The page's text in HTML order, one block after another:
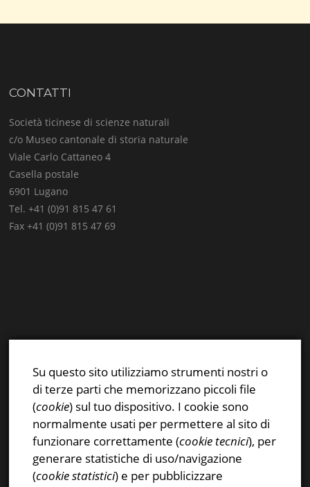
CONTATTI
Società ticinese di scienze naturali
c/o Museo cantonale di storia naturale
Viale Carlo Cattaneo 4
Casella postale
6901 Lugano
Tel. +41 (0)91 815 47 61
Fax +41 (0)91 815 47 69
Instagram
Privacy & Cookies Policy
Su questo sito utilizziamo strumenti nostri o
di terze parti che memorizzano piccoli file
(cookie) sul tuo dispositivo. I cookie sono
normalmente usati per permettere al sito di
funzionare correttamente (cookie tecnici), per
generare statistiche di uso/navigazione
(cookie statistici) e per pubblicizzare